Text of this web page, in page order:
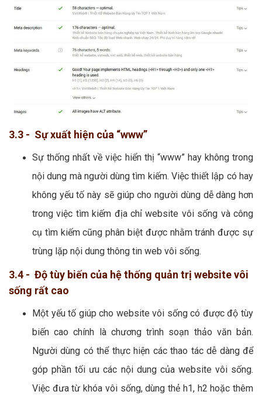
3.3 - Sự xuất hiện của “www”
Sự thống nhất về việc hiển thị “www” hay không trong
nội dung mà người dùng tìm kiếm. Việc thiết lập có hay
không yếu tố này sẽ giúp cho người dùng dễ dàng hơn
trong việc tìm kiếm địa chỉ website vôi sống và công
cụ tìm kiếm cũng phân biệt được nhằm tránh được sự
trùng lặp nội dung thông tin web vôi sống.
3.4 - Độ tùy biến của hệ thống quản trị website vôi
sống rất cao
Một yếu tố giúp cho website vôi sống có được độ tùy
biến cao chính là chương trình soạn thảo văn bản.
Người dùng có thể thực hiện các thao tác dễ dàng để
góp phần tối ưu các nội dung của website vôi sống.
Việc đưa từ khóa vôi sống, dùng thẻ h1, h2 hoặc thêm